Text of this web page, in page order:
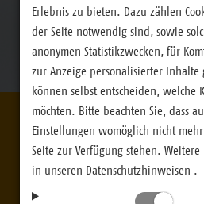
Der
alle.
Erlebnis zu bieten. Dazu zählen
der Seite notwendig sind, sowie
anonymen Statistikzwecken, für
zur Anzeige personalisierter
können selbst entscheiden, welche
möchten. Bitte beachten Sie, dass
Einstellungen womöglich nicht
Seite zur Verfügung stehen.
in unseren Datenschutzhinweisen .